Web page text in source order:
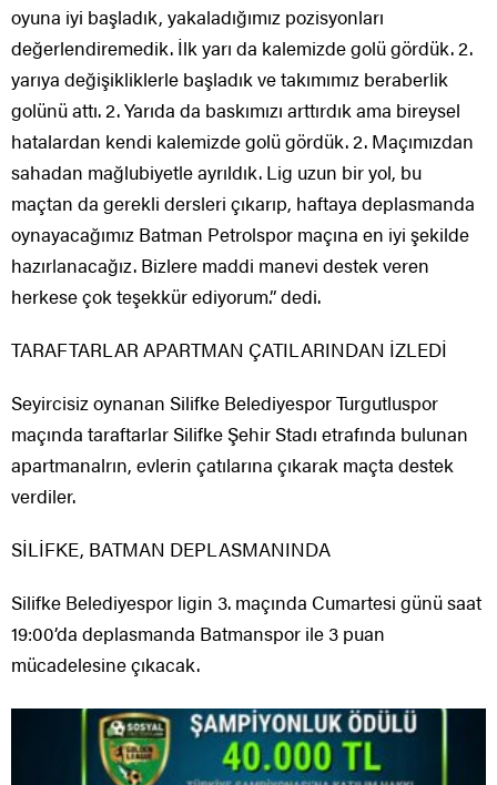
oyuna iyi başladık, yakaladığımız pozisyonları
değerlendiremedik. İlk yarı da kalemizde golü gördük. 2.
yarıya değişikliklerle başladık ve takımımız beraberlik
golünü attı. 2. Yarıda da baskımızı arttırdık ama bireysel
hatalardan kendi kalemizde golü gördük. 2. Maçımızdan
sahadan mağlubiyetle ayrıldık. Lig uzun bir yol, bu
maçtan da gerekli dersleri çıkarıp, haftaya deplasmanda
oynayacağımız Batman Petrolspor maçına en iyi şekilde
hazırlanacağız. Bizlere maddi manevi destek veren
herkese çok teşekkür ediyorum.” dedi.
TARAFTARLAR APARTMAN ÇATILARINDAN İZLEDİ
Seyircisiz oynanan Silifke Belediyespor Turgutluspor
maçında taraftarlar Silifke Şehir Stadı etrafında bulunan
apartmanalrın, evlerin çatılarına çıkarak maçta destek
verdiler.
SİLİFKE, BATMAN DEPLASMANINDA
Silifke Belediyespor ligin 3. maçında Cumartesi günü saat
19:00’da deplasmanda Batmanspor ile 3 puan
mücadelesine çıkacak.